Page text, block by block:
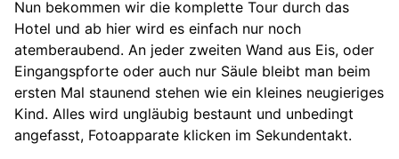
Nun bekommen wir die komplette Tour durch das
Hotel und ab hier wird es einfach nur noch
atemberaubend. An jeder zweiten Wand aus Eis, oder
Eingangspforte oder auch nur Säule bleibt man beim
ersten Mal staunend stehen wie ein kleines neugieriges
Kind. Alles wird ungläubig bestaunt und unbedingt
angefasst, Fotoapparate klicken im Sekundentakt.